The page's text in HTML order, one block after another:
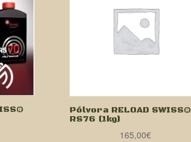
Pólvora RELOAD SWISS®
RS76 (1kg)
165,00€